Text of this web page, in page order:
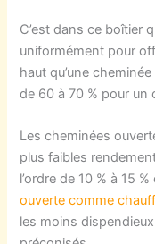
C’est dans ce boîtier
uniformément pour
haut qu’une
de 60 à 70 % pour un
Les cheminées
plus faibles
l’ordre de 10 % à 15
ouverte comme
les moins